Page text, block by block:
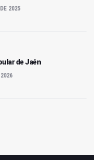
2025
de Jaén